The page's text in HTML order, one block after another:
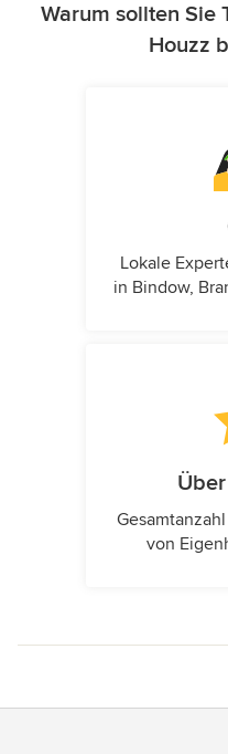
Warum sollten Sie
Houzz
Lokale
in Bindow,
von